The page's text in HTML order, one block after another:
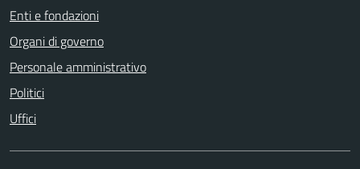
Enti e fondazioni
Organi di governo
Personale amministrativo
Politici
Uffici